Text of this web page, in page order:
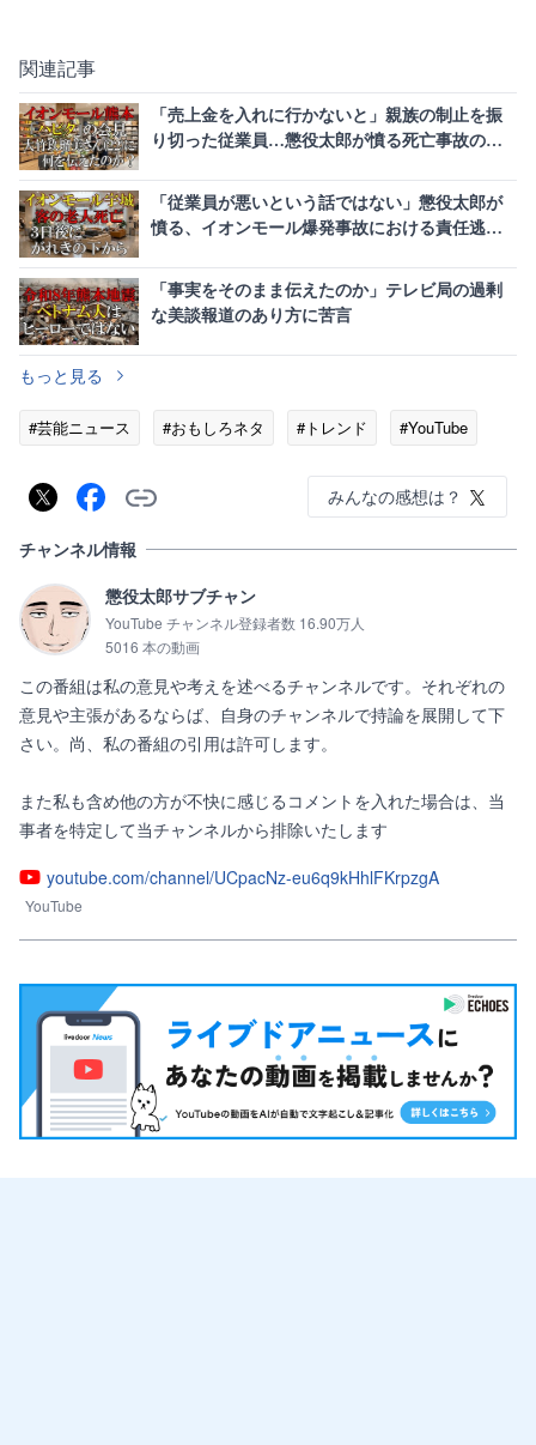
関連記事
「売上金を入れに行かないと」親族の制止を振
り切った従業員…懲役太郎が憤る死亡事故の不
「従業員が悪いという話ではない」懲役太郎が
憤る、イオンモール爆発事故における責任逃れ
「事実をそのまま伝えたのか」テレビ局の過剰
な美談報道のあり方に苦言
もっと見る
#芸能ニュース #おもしろネタ #トレンド #YouTube
みんなの感想は？
チャンネル情報
懲役太郎サブチャン
YouTube チャンネル登録者数 16.90万人
5016 本の動画
この番組は私の意見や考えを述べるチャンネルです。それぞれの
意見や主張があるならば、自身のチャンネルで持論を展開して下
さい。尚、私の番組の引用は許可します。
また私も含め他の方が不快に感じるコメントを入れた場合は、当
事者を特定して当チャンネルから排除いたします
youtube.com/channel/UCpacNz-eu6q9kHhlFKrpzgA
YouTube